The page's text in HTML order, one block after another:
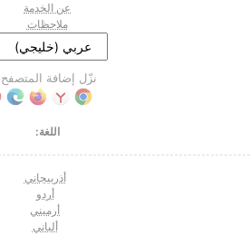
عن الخدمة
ملاحظات
نزّل إضافة
اللغة:
أذربيجاني
أردو
أرميني
ألباني